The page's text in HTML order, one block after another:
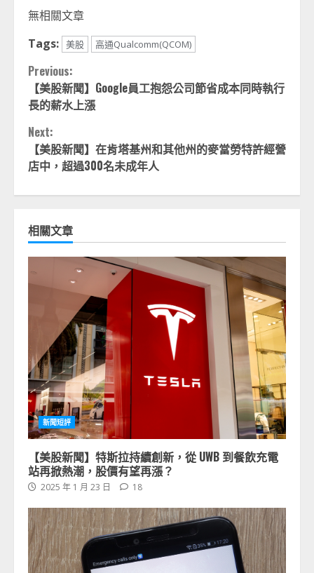
無相關文章
Tags: 美股 高通Qualcomm(QCOM)
Continue
Reading
Previous:
【美股新聞】Google員工抱怨公司節省成本同時執行
長的薪水上漲
Next:
【美股新聞】在肯塔基州和其他州的麥當勞特許經營
店中，超過300名未成年人
相關文章
新聞短評
【美股新聞】特斯拉持續創新，從 UWB 到餐飲充電
站再掀熱潮，股價有望再漲？
2025 年 1 月 23 日 18